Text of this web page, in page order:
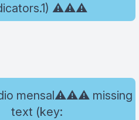
⚠️⚠️⚠️
mensal⚠️⚠️⚠️ missing
text (key: